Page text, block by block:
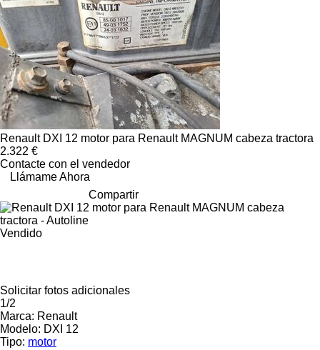
Renault DXI 12 motor para Renault MAGNUM cabeza tractora
2.322 €
Contacte con el vendedor
Llámame Ahora
Compartir
Vendido
Solicitar fotos adicionales
1/2
Marca: Renault
Modelo: DXI 12
Tipo: motor